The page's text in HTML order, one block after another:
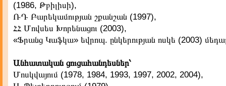
(1986, Թբիլիսի),
ՌԴ Բարեկամության շքանշան (1997),
ՀՀ Մովսես Խորենացու (2003),
«Ֆրանց Կաֆկա» եվրոպ. ընկերության ոսկե (2003)
Անհատական ցուցահանդեսներ՝
Մոսկվայում (1978, 1984, 1993, 1997, 2002, 2004),